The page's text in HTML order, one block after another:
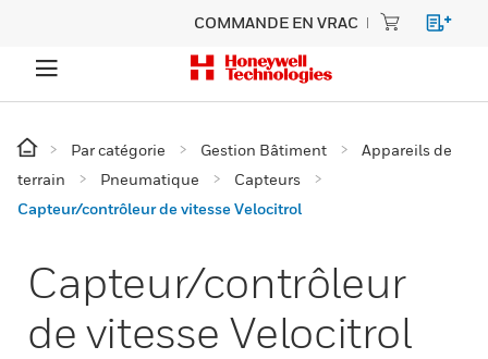
COMMANDE EN VRAC
Par catégorie Gestion Bâtiment
Appareils de
terrain
Pneumatique
Capteurs
Capteur/contrôleur de vitesse Velocitrol
Capteur/contrôleur
de vitesse Velocitrol